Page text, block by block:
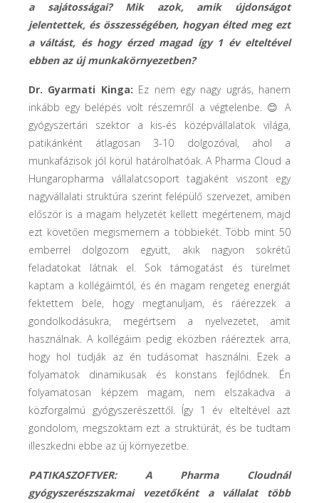
a sajátosságai? Mik azok, amik újdonságot
jelentettek, és összességében, hogyan élted meg ezt
a váltást, és hogy érzed magad így 1 év elteltével
ebben az új munkakörnyezetben?
Dr. Gyarmati Kinga: Ez nem egy nagy ugrás, hanem
inkább egy belépés volt részemről a végtelenbe. 😊 A
gyógyszertári szektor a kis-és középvállalatok világa,
patikánként átlagosan 3-10 dolgozóval, ahol a
munkafázisok jól körül határolhatóak. A Pharma Cloud a
Hungaropharma vállalatcsoport tagjaként viszont egy
nagyvállalati struktúra szerint felépülő szervezet, amiben
először is a magam helyzetét kellett megértenem, majd
ezt követően megismernem a többiekét. Több mint 50
emberrel dolgozom együtt, akik nagyon sokrétű
feladatokat látnak el. Sok támogatást és türelmet
kaptam a kollégáimtól, és én magam rengeteg energiát
fektettem bele, hogy megtanuljam, és ráérezzek a
gondolkodásukra, megértsem a nyelvezetet, amit
használnak. A kollégáim pedig eközben ráéreztek arra,
hogy hol tudják az én tudásomat használni. Ezek a
folyamatok dinamikusak és konstans fejlődnek. Én
folyamatosan képzem magam, nem elszakadva a
közforgalmú gyógyszerészettől. Így 1 év elteltével azt
gondolom, megszoktam ezt a struktúrát, és be tudtam
illeszkedni ebbe az új környezetbe.
PATIKASZOFTVER: A Pharma Cloudnál
gyógyszerészszakmai vezetőként a vállalat több